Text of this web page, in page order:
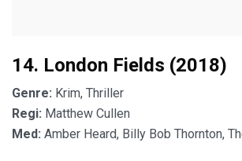
14. London Fields (2018)
Genre: Krim, Thriller
Regi: Matthew Cullen
Med: Amber Heard, Billy Bob Thornton,